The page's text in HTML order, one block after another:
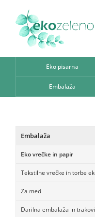
Eko pisarna
Embalaža
Embalaža
Eko vrečke in papir
Tekstilne vrečke in torbe
Za med
Darilna embalaža in trakovi